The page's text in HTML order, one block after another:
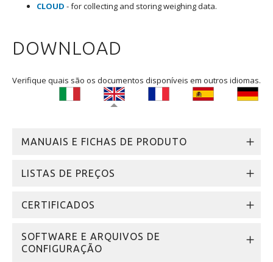
CLOUD - for collecting and storing weighing data.
DOWNLOAD
Verifique quais são os documentos disponíveis em outros idiomas.
MANUAIS E FICHAS DE PRODUTO
LISTAS DE PREÇOS
CERTIFICADOS
SOFTWARE E ARQUIVOS DE
CONFIGURAÇÃO